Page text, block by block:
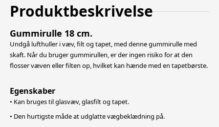
Produktbeskrivelse
Gummirulle 18 cm.
Undgå lufthuller i væv, filt og tapet, med denne gummirulle med
skaft. Når du bruger gummirullen, er der ingen risiko for at den
flosser væven eller filten op, hvilket kan hænde med en tapetbørste.
Egenskaber
• Kan bruges til glasvæv, glasfilt og tapet.
• Den hurtigste måde at udglatte vægbeklædning på.